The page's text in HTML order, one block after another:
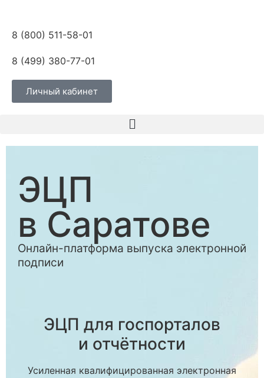
8 (800) 511-58-01
8 (499) 380-77-01
Личный кабинет
ЭЦП
в Саратове
Онлайн-платформа выпуска электронной
подписи
ЭЦП для госпорталов
и отчётности
Усиленная квалифицированная электронная